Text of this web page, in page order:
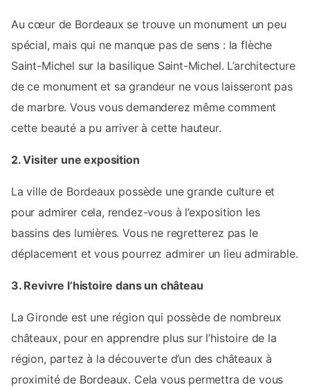
Au cœur de Bordeaux se trouve un monument un peu
spécial, mais qui ne manque pas de sens : la flèche
Saint-Michel sur la basilique Saint-Michel. L’architecture
de ce monument et sa grandeur ne vous laisseront pas
de marbre. Vous vous demanderez même comment
cette beauté a pu arriver à cette hauteur.
2. Visiter une exposition
La ville de Bordeaux possède une grande culture et
pour admirer cela, rendez-vous à l’exposition les
bassins des lumières. Vous ne regretterez pas le
déplacement et vous pourrez admirer un lieu admirable.
3. Revivre l’histoire dans un château
La Gironde est une région qui possède de nombreux
châteaux, pour en apprendre plus sur l’histoire de la
région, partez à la découverte d’un des châteaux à
proximité de Bordeaux. Cela vous permettra de vous